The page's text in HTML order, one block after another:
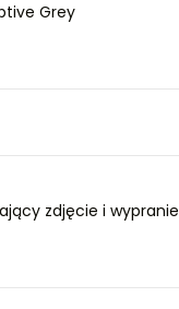
Grey
zdjęcie i wypranie